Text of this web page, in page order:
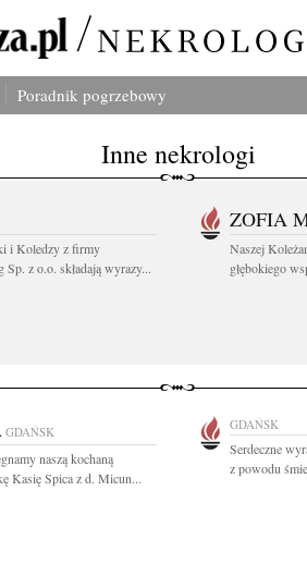
Poradnik pogrzebowy
Inne nekrologi
i Koledzy z firmy
Sp. z o.o. składają wyrazy...
ZOFIA
Naszej
głębokiego
GDAŃSK
naszą kochaną
Kasię Spica z d. Micun...
GDAŃSK
Serdeczne
z powodu